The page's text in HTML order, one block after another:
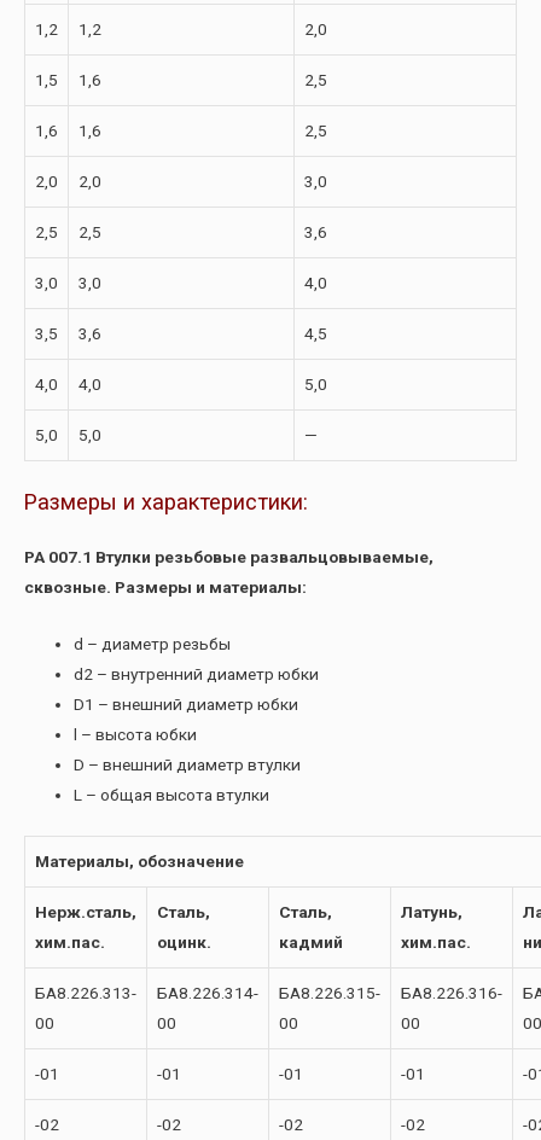
1,2 1,2 2,0
1,5 1,6 2,5
1,6 1,6 2,5
2,0 2,0 3,0
2,5 2,5 3,6
3,0 3,0 4,0
3,5 3,6 4,5
4,0 4,0 5,0
5,0 5,0 —
Размеры и характеристики:
РА 007.1 Втулки резьбовые развальцовываемые,
сквозные. Размеры и материалы:
d – диаметр резьбы
d2 – внутренний диаметр юбки
D1 – внешний диаметр юбки
l – высота юбки
D – внешний диаметр втулки
L – общая высота втулки
Материалы, обозначение
Нерж.сталь,
хим.пас.
Сталь,
оцинк.
Сталь,
кадмий
Латунь,
хим.пас.
БА8.226.313-
00
БА8.226.314-
00
БА8.226.315-
00
БА8.226.316-
00
00
-01 -01 -01 -01 -
-02 -02 -02 -02 -